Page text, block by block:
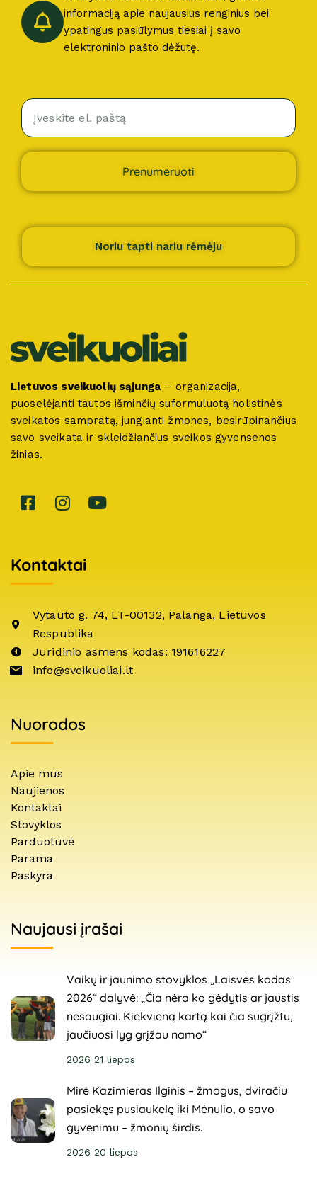
informaciją apie naujausius renginius bei
ypatingus pasiūlymus tiesiai į savo
elektroninio pašto dėžutę.
Prenumeruoti
Noriu tapti nariu rėmėju
Lietuvos sveikuolių sąjunga – organizacija,
puoselėjanti tautos išminčių suformuluotą holistinės
sveikatos sampratą, jungianti žmones, besirūpinančius
savo sveikata ir skleidžiančius sveikos gyvensenos
žinias.
Kontaktai
Vytauto g. 74, LT-00132, Palanga, Lietuvos
Respublika
Juridinio asmens kodas: 191616227
info@sveikuoliai.lt
Nuorodos
Apie mus
Naujienos
Kontaktai
Stovyklos
Parduotuvė
Parama
Paskyra
Naujausi įrašai
Vaikų ir jaunimo stovyklos „Laisvės kodas
2026“ dalyvė: „Čia nėra ko gėdytis ar jaustis
nesaugiai. Kiekvieną kartą kai čia sugrįžtu,
jaučiuosi lyg grįžau namo“
2026 21 liepos
Mirė Kazimieras Ilginis – žmogus, dviračiu
pasiekęs pusiaukelę iki Mėnulio, o savo
gyvenimu – žmonių širdis.
2026 20 liepos